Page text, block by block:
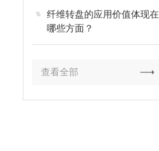
纤维转盘的应用价值体现在
哪些方面？
查看全部